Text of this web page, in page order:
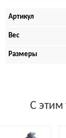
Артикул
Вес
Размеры
С